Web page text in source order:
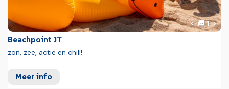
Beachpoint JT
zon, zee, actie en chill!
Meer info
Vorige foto
1Foto